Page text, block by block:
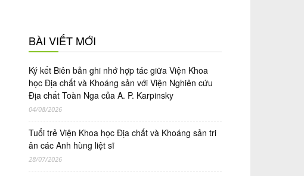
BÀI VIẾT MỚI
Ký kết Biên bản ghi nhớ hợp tác giữa Viện Khoa
học Địa chất và Khoáng sản với Viện Nghiên cứu
Địa chất Toàn Nga của A. P. Karpinsky
04/08/2026
Tuổi trẻ Viện Khoa học Địa chất và Khoáng sản tri
ân các Anh hùng liệt sĩ
28/07/2026